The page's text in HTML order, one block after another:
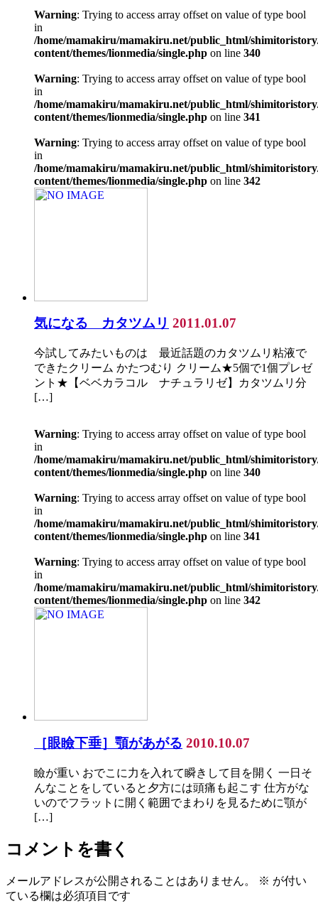
Warning: Trying to access array offset on value of type bool
in
/home/mamakiru/mamakiru.net/public_html/
content/themes/lionmedia/single.php on line 340
Warning: Trying to access array offset on value of type bool
in
/home/mamakiru/mamakiru.net/public_html/
content/themes/lionmedia/single.php on line 341
Warning: Trying to access array offset on value of type bool
in
/home/mamakiru/mamakiru.net/public_html/
content/themes/lionmedia/single.php on line 342
気になる カタツムリ 2011.01.07
今試してみたいものは 最近話題のカタツムリ粘液で
できたクリーム かたつむり クリーム★5個で1個プレゼ
ント★【ベベカラコル ナチュラリゼ】カタツムリ分
[…]
Warning: Trying to access array offset on value of type bool
in
/home/mamakiru/mamakiru.net/public_html/
content/themes/lionmedia/single.php on line 340
Warning: Trying to access array offset on value of type bool
in
/home/mamakiru/mamakiru.net/public_html/
content/themes/lionmedia/single.php on line 341
Warning: Trying to access array offset on value of type bool
in
/home/mamakiru/mamakiru.net/public_html/
content/themes/lionmedia/single.php on line 342
［眼瞼下垂］顎があがる 2010.10.07
瞼が重い おでこに力を入れて瞬きして目を開く 一日そ
んなことをしていると夕方には頭痛も起こす 仕方がな
いのでフラットに開く範囲でまわりを見るために顎が
[…]
コメントを書く
メールアドレスが公開されることはありません。 ※ が付い
ている欄は必須項目です